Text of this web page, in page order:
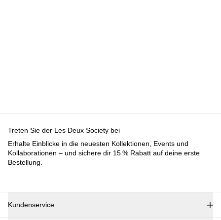
Kundenservice
Treten Sie der Les Deux Society bei
Erhalte Einblicke in die neuesten Kollektionen, Events und
Kollaborationen – und sichere dir 15 % Rabatt auf deine erste
Bestellung.